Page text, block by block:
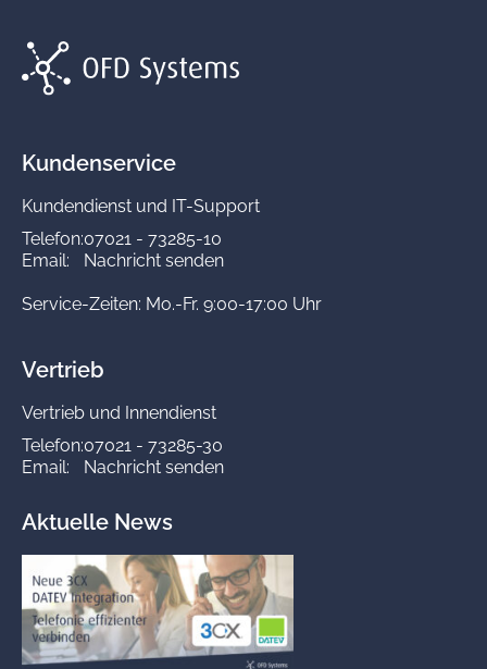
Kundenservice
Kundendienst und IT-Support
Telefon:07021 - 73285-10
Email:
Nachricht senden
Service-Zeiten: Mo.-Fr. 9:00-17:00 Uhr
Vertrieb
Vertrieb und Innendienst
Telefon:07021 - 73285-30
Email:
Nachricht senden
Aktuelle News